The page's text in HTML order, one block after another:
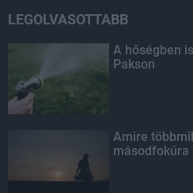
LEGOLVASOTTABB
A hőségben
Pakson
Amire
másodfokúra